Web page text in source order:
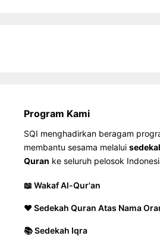
Program Kami
SQI menghadirkan beragam
membantu sesama melalui
Quran ke seluruh pelosok
📖 Wakaf Al-Qur'an
❤️ Sedekah Quran Atas Nama
📚 Sedekah Iqra